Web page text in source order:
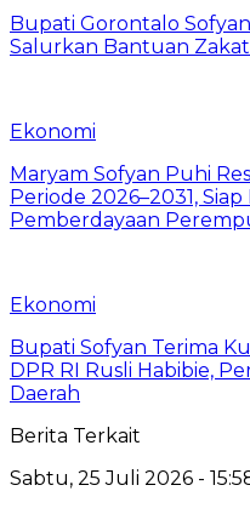
Bupati Gorontalo
Salurkan Bantuan
Ekonomi
Maryam Sofyan Puhi
Periode 2026–2031,
Pemberdayaan
Ekonomi
Bupati Sofyan Terima
DPR RI Rusli Habibie,
Daerah
Berita Terkait
Sabtu, 25 Juli 2026 -